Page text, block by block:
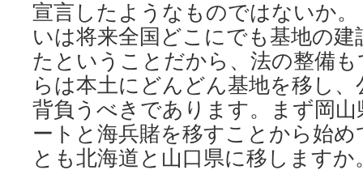
宣言したようなものではないか
いは将来全国どこにでも基地の
たということだから、法の整備
らは本土にどんどん基地を移し
背負うべきであります。まず岡
ートと海兵賭を移すことから始
とも北海道と山口県に移しますか